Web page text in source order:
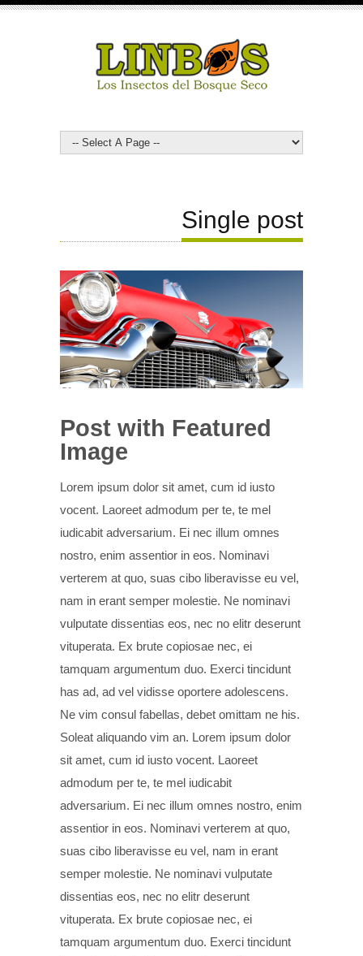
Single post
Post with Featured
Image
Lorem ipsum dolor sit amet, cum id iusto
vocent. Laoreet admodum per te, te mel
iudicabit adversarium. Ei nec illum omnes
nostro, enim assentior in eos. Nominavi
verterem at quo, suas cibo liberavisse eu vel,
nam in erant semper molestie. Ne nominavi
vulputate dissentias eos, nec no elitr deserunt
vituperata. Ex brute copiosae nec, ei
tamquam argumentum duo. Exerci tincidunt
has ad, ad vel vidisse oportere adolescens.
Ne vim consul fabellas, debet omittam ne his.
Soleat aliquando vim an. Lorem ipsum dolor
sit amet, cum id iusto vocent. Laoreet
admodum per te, te mel iudicabit
adversarium. Ei nec illum omnes nostro, enim
assentior in eos. Nominavi verterem at quo,
suas cibo liberavisse eu vel, nam in erant
semper molestie. Ne nominavi vulputate
dissentias eos, nec no elitr deserunt
vituperata. Ex brute copiosae nec, ei
tamquam argumentum duo. Exerci tincidunt